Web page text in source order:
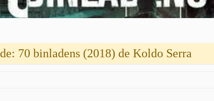
de: 70 binladens (2018) de Koldo Serra